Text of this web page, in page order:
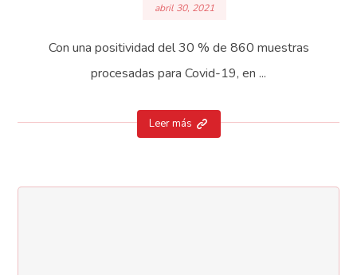
abril 30, 2021
Con una positividad del 30 % de 860 muestras
procesadas para Covid-19, en ...
Leer más